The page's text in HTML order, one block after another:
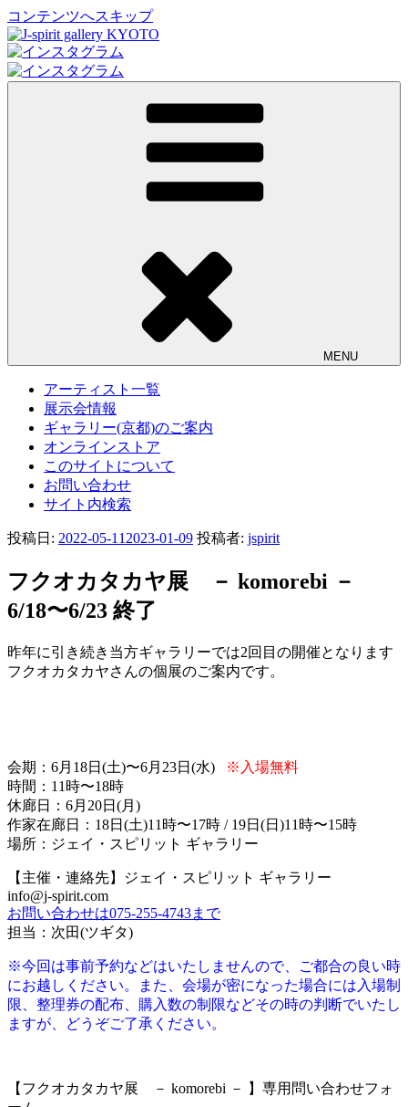
コンテンツへスキップ
J-spirit gallery KYOTO
J-spirit galleryは、明治期に建てられた京町家を改装したギャ
ラリーです。 ご縁を頂いております工芸作家、アーティスト
の方々の作品をご紹介しております。 お気軽にお問い合わ
せ、またお立ち寄り頂ければ幸甚です。
MENU
アーティスト一覧
展示会情報
ギャラリー(京都)のご案内
オンラインストア
このサイトについて
お問い合わせ
サイト内検索
投稿日: 2022-05-11 2023-01-09 投稿者: jspirit
フクオカタカヤ展 － komorebi －
6/18〜6/23 終了
昨年に引き続き当方ギャラリーでは2回目の開催となります
フクオカタカヤさんの個展のご案内です。
会期：6月18日(土)〜6月23日(水)
※入場無料
時間：11時〜18時
休廊日：6月20日(月)
作家在廊日：18日(土)11時〜17時 / 19日(日)11時〜15時
場所：ジェイ・スピリット ギャラリー
【主催・連絡先】ジェイ・スピリット ギャラリー
info@j-spirit.com
お問い合わせは075-255-4743まで
担当：次田(ツギタ)
※今回は事前予約などはいたしませんので、ご都合の良い時
にお越しください。また、会場が密になった場合には入場制
限、整理券の配布、購入数の制限などその時の判断でいたし
ますが、どうぞご了承ください。
【フクオカタカヤ展 － komorebi － 】専用問い合わせフォ